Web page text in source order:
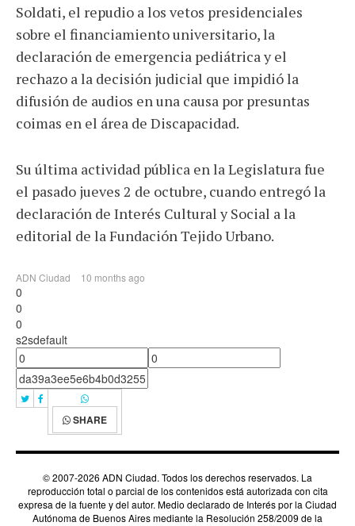
Soldati, el repudio a los vetos presidenciales
sobre el financiamiento universitario, la
declaración de emergencia pediátrica y el
rechazo a la decisión judicial que impidió la
difusión de audios en una causa por presuntas
coimas en el área de Discapacidad.
Su última actividad pública en la Legislatura fue
el pasado jueves 2 de octubre, cuando entregó la
declaración de Interés Cultural y Social a la
editorial de la Fundación Tejido Urbano.
ADN Ciudad 10 months ago
0
0
0
s2sdefault
SHARE
© 2007-2026 ADN Ciudad. Todos los derechos reservados. La
reproducción total o parcial de los contenidos está autorizada con cita
expresa de la fuente y del autor. Medio declarado de Interés por la Ciudad
Autónoma de Buenos Aires mediante la Resolución 258/2009 de la